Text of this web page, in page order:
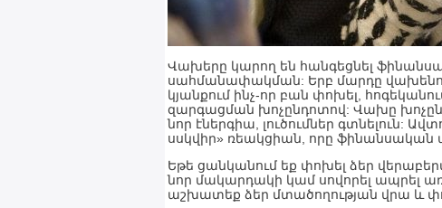
Վախերը կարող են հանգեցնել
սահմանափակման: Երբ մարդը վախենում
կյանքում ինչ-որ բան փոխել,
զարգացման խոչընդոտով: Վախը
նոր էներգիա, լուծումներ գտնելուն:
սսկվիր» ռեակցիան, որը ֆինանսական
Եթե ցանկանում եք փոխել ձեր
նոր մակարդակի կամ սովորել ապրել
աշխատեք ձեր մտածողության վրա և